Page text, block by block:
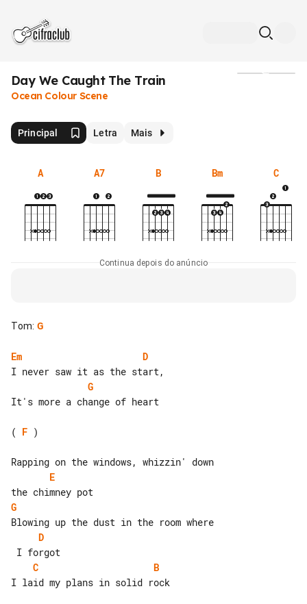
Day We Caught The Train
Ocean Colour Scene
Principal Letra Mais
A A7 B Bm C
Continua depois do anúncio
Tom: G
Em
D
G
It's more a change of heart
( F )
E
G
D
C
B
I laid my plans in solid rock